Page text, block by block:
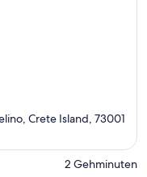
Crete Island, 73001
‪2 Gehminuten‬